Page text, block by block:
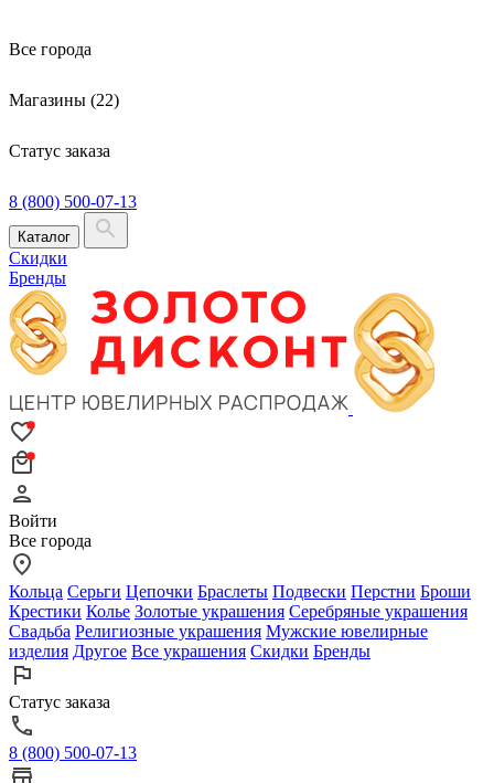
Все города
Магазины (22)
Статус заказа
8 (800) 500-07-13
Каталог
Скидки
Бренды
Войти
Все города
Кольца Серьги Цепочки Браслеты Подвески Перстни Броши
Крестики Колье Золотые украшения Серебряные украшения
Свадьба Религиозные украшения Мужские ювелирные
изделия Другое Все украшения Скидки Бренды
Статус заказа
8 (800) 500-07-13